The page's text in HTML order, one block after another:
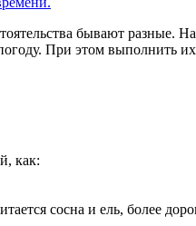
бывают разные.
При этом выполнить
как:
сосна и ель, более